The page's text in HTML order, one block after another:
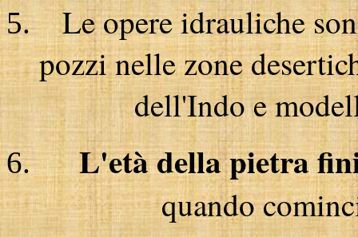
Le opere idrauliche
pozzi nelle zone
dell'Indo e
L'età della pietra
quando